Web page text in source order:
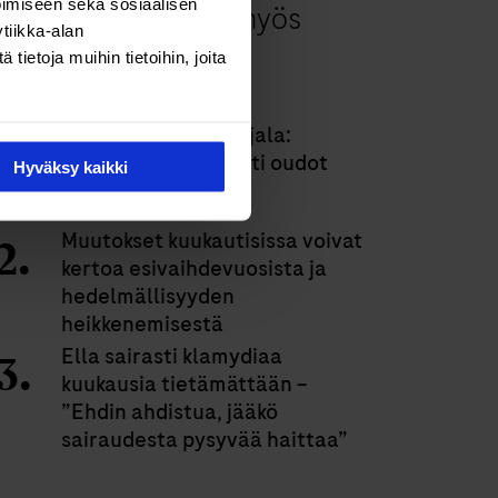
alan
tietoja muihin tietoihin, joita
Hyväksy kaikki
antoi paljon myös
Bloggaaja Mirva Rajala:
”Raudanpuute selitti oudot
oireeni”
Muutokset kuukautisissa voivat
kertoa esivaihdevuosista ja
hedelmällisyyden
heikkenemisestä
Ella sairasti klamydiaa
kuukausia tietämättään –
”Ehdin ahdistua, jääkö
sairaudesta pysyvää haittaa”